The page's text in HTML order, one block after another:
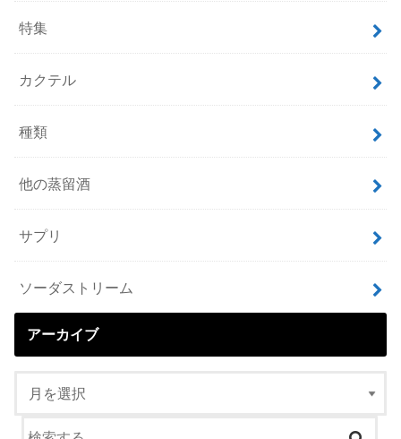
特集
カクテル
種類
他の蒸留酒
サプリ
ソーダストリーム
アーカイブ